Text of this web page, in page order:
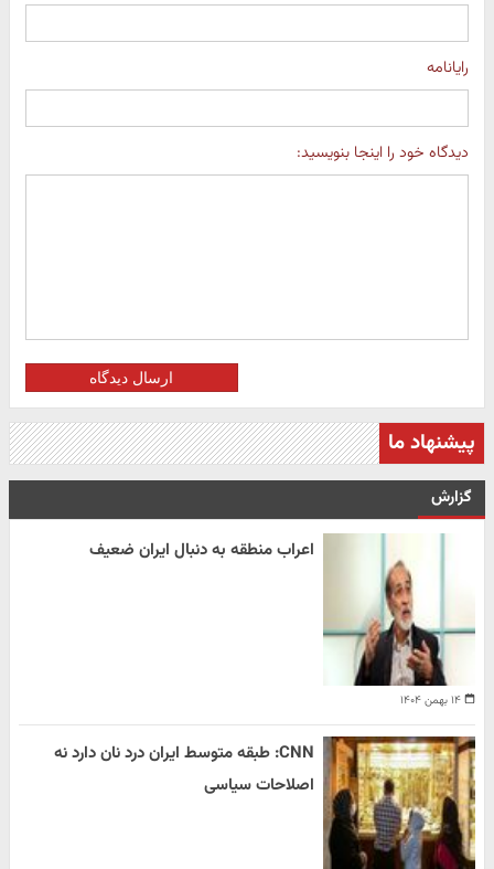
رایانامه
دیدگاه خود را اینجا بنویسید:
ارسال دیدگاه
پیشنهاد ما
گزارش
۱۴ بهمن ۱۴۰۴
اعراب منطقه به دنبال ایران ضعیف
CNN: طبقه متوسط ایران درد نان دارد نه
اصلاحات سیاسی